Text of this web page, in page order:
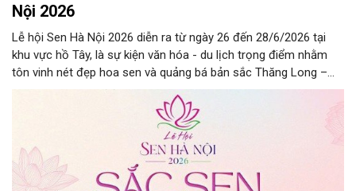
Nội 2026
Lễ hội Sen Hà Nội 2026 diễn ra từ ngày 26 đến 28/6/2026 tại
khu vực hồ Tây, là sự kiện văn hóa - du lịch trọng điểm nhằm
tôn vinh nét đẹp hoa sen và quảng bá bản sắc Thăng Long –
Hà Nội.